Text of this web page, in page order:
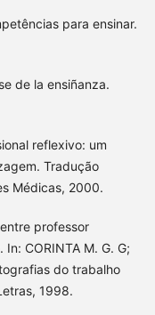
para ensinar.
de la ensiñanza.
reflexivo: um
Tradução
Médicas, 2000.
professor
CORINTA M. G. G;
do trabalho
1998.